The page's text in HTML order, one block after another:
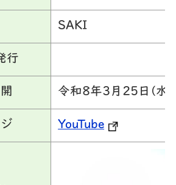
SAKI
行
令和8年3月25日(水)
YouTube